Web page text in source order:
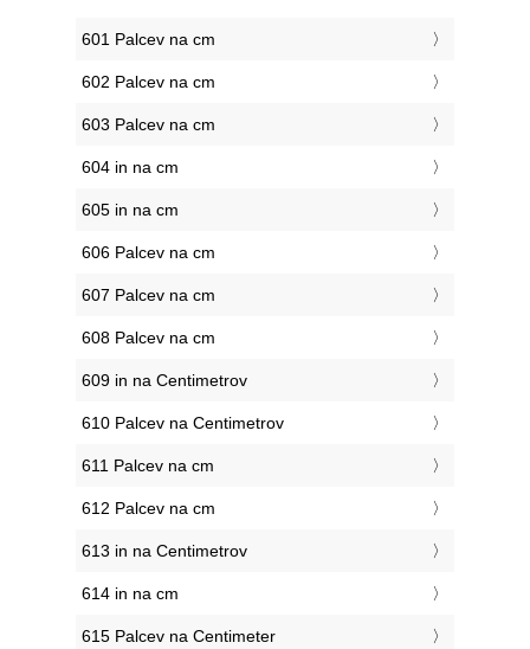
601 Palcev na cm
602 Palcev na cm
603 Palcev na cm
604 in na cm
605 in na cm
606 Palcev na cm
607 Palcev na cm
608 Palcev na cm
609 in na Centimetrov
610 Palcev na Centimetrov
611 Palcev na cm
612 Palcev na cm
613 in na Centimetrov
614 in na cm
615 Palcev na Centimeter